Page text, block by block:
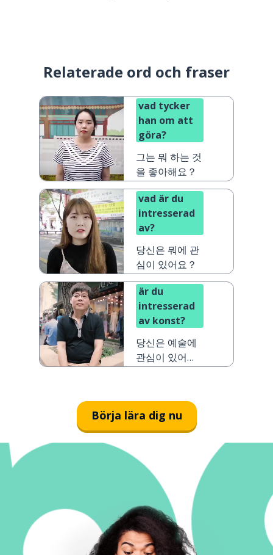
Relaterade ord och fraser
vad tycker
han om att
göra?
그는 뭐 하는 것
을 좋아해요？
vad är du
intresserad
av?
당신은 뭐에 관
심이 있어요？
är du
intresserad
av konst?
당신은 예술에
관심이 있어
Börja lära dig nu